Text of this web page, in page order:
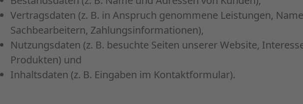
Vertragsdaten (z. B. in Anspruch genommene Leistungen,
Sachbearbeitern, Zahlungsinformationen),
Nutzungsdaten (z. B. besuchte Seiten unserer Website,
Produkten) und
Inhaltsdaten (z. B. Eingaben im Kontaktformular).